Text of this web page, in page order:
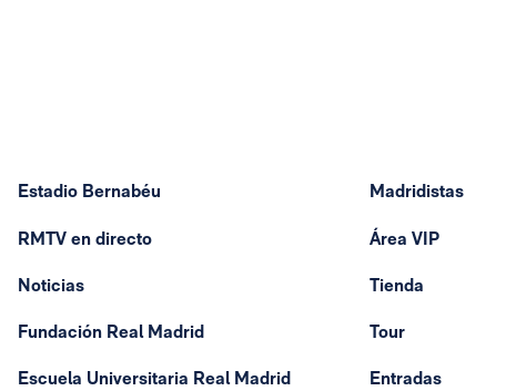
Estadio Bernabéu
RMTV en directo
Noticias
Fundación Real Madrid
Escuela Universitaria Real Madrid
Madridistas
Área VIP
Tienda
Tour
Entradas